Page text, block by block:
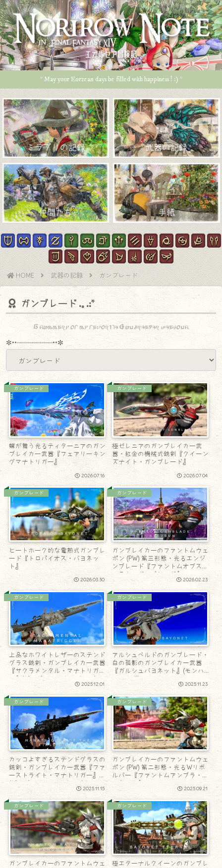
エオルゼア冒険記
* May your Eorzean days be filled with happiness ! :) *
ミラプリの記録 武器の記録
仲間たち 手紙
HOME 武器の記録 ガンブレード
ガンブレード
A summary of my favorite Gunbreaker weapons.
✼••┈┈┈┈┈┈┈┈┈••✼
ガンブレード
蝶が舞う光るティターニアのガン
ブレイカー武器『フェアリーキン
グマナトリガー』
2026.07.16
ガンブレード
極ゼレニアのガンブレイカー武
器・紅金の機械式銃剣『クイーン
ズナイト・ガンブレード』
2026.07.04
ガンブレード
ヒートホーク的な電熱式ガンブレ
ード『トロパイオス・バヨネッ
ト』
2026.03.30
ガンブレード
ガンブレイカーのファントムウェ
ポン (PW) 第三形態・光るエンジ
ンブレード『ファントムオブスキ
ュラム・ガンブレード』
2026.02.23
ガンブレード
上品なホワイトレザーのステンド
グラス銃剣・ガンブレイカー武器
『サクラメンタル・マナトリガ
ー』(ピルグリム・トラバース)
2025.12.01
ガンブレード
アルシュベルドのガンブレード・
白の孤影のガンブレイカー武器
『ガルシュバヨネット』(モンハ
ンコラボ)
2025.11.23
ガンブレード
カッコよすぎるステンドグラスの
銃剣・ガンブレイカー武器『ファ
ーストライト・マナトリガー』
(ピルグリム・トラバース)
2025.11.15
ガンブレード
ガンブレイカーのファントムウェ
ポン (PW) 第二形態・光るWリボ
ルバー『ファントムアンブラ・バ
ヨネット』
2025.09.21
ガンブレード
ガンブレイカーのファントムウェ
ガンブレード
極エターナルクイーンのガンブレ